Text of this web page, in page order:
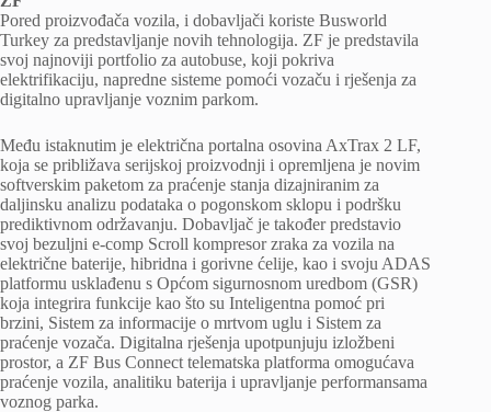
Pored proizvođača vozila, i dobavljači koriste Busworld
Turkey za predstavljanje novih tehnologija. ZF je predstavila
svoj najnoviji portfolio za autobuse, koji pokriva
elektrifikaciju, napredne sisteme pomoći vozaču i rješenja za
digitalno upravljanje voznim parkom.
Među istaknutim je električna portalna osovina AxTrax 2 LF,
koja se približava serijskoj proizvodnji i opremljena je novim
softverskim paketom za praćenje stanja dizajniranim za
daljinsku analizu podataka o pogonskom sklopu i podršku
prediktivnom održavanju. Dobavljač je također predstavio
svoj bezuljni e-comp Scroll kompresor zraka za vozila na
električne baterije, hibridna i gorivne ćelije, kao i svoju ADAS
platformu usklađenu s Općom sigurnosnom uredbom (GSR)
koja integrira funkcije kao što su Inteligentna pomoć pri
brzini, Sistem za informacije o mrtvom uglu i Sistem za
praćenje vozača. Digitalna rješenja upotpunjuju izložbeni
prostor, a ZF Bus Connect telematska platforma omogućava
praćenje vozila, analitiku baterija i upravljanje performansama
voznog parka.